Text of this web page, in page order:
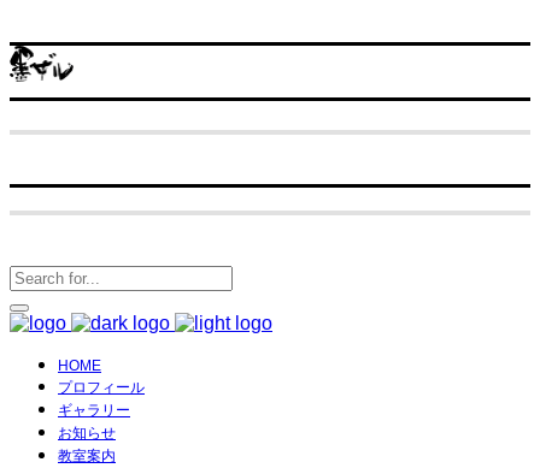
HOME
プロフィール
ギャラリー
お知らせ
教室案内